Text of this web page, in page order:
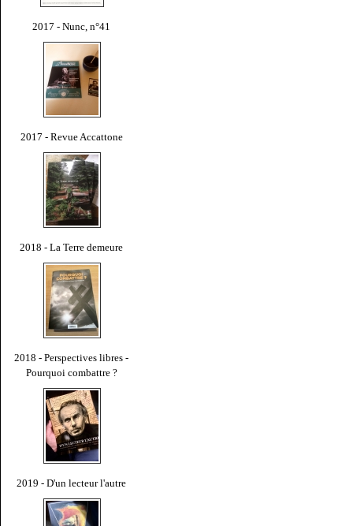
2017 - Nunc, n°41
2017 - Revue Accattone
2018 - La Terre demeure
2018 - Perspectives libres -
Pourquoi combattre ?
2019 - D'un lecteur l'autre